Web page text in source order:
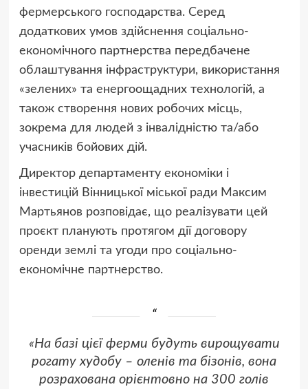
фермерського господарства. Серед
додаткових умов здійснення соціально-
економічного партнерства передбачене
облаштування інфраструктури, використання
«зелених» та енергоощадних технологій, а
також створення нових робочих місць,
зокрема для людей з інвалідністю та/або
учасників бойових дій.
Директор департаменту економіки і
інвестицій Вінницької міської ради Максим
Мартьянов розповідає, що реалізувати цей
проєкт планують протягом дії договору
оренди землі та угоди про соціально-
економічне партнерство.
«На базі цієї ферми будуть вирощувати
рогату худобу – оленів та бізонів, вона
розрахована орієнтовно на 300 голів